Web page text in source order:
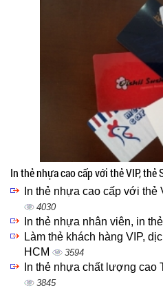
In thẻ nhựa cao cấp với thẻ VIP, thẻ
In thẻ nhựa cao cấp với thẻ
4030
In thẻ nhựa nhân viên, in
Làm thẻ khách hàng VIP,
HCM
3594
In thẻ nhựa chất lượng cao
3845